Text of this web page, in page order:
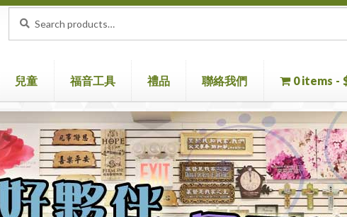
for:
兒童 福音工具 禮品 聯絡我們 0 items
聖經機 首頁 聖經 聯絡我們